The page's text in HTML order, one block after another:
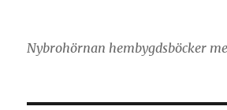
Nybrohörnan hembygdsböcker